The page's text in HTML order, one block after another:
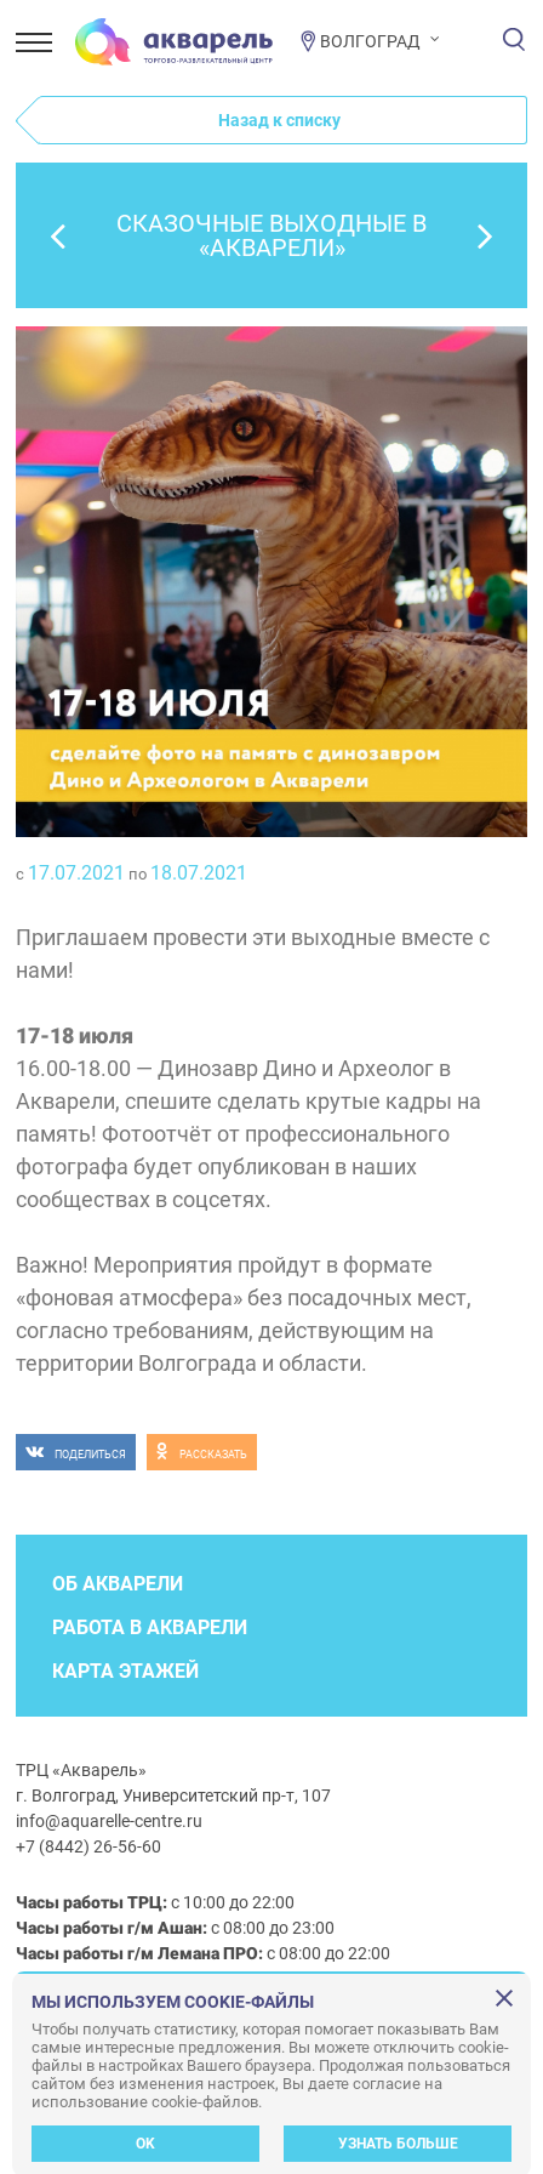
ВОЛГОГРАД
Назад к списку
СКАЗОЧНЫЕ ВЫХОДНЫЕ В
«АКВАРЕЛИ»
с 17.07.2021 по 18.07.2021
Приглашаем провести эти выходные вместе с
нами!
17-18 июля
16.00-18.00 — Динозавр Дино и Археолог в
Акварели, спешите сделать крутые кадры на
память! Фотоотчёт от профессионального
фотографа будет опубликован в наших
сообществах в соцсетях.
Важно! Мероприятия пройдут в формате
«фоновая атмосфера» без посадочных мест,
согласно требованиям, действующим на
территории Волгограда и области.
ПОДЕЛИТЬСЯ РАССКАЗАТЬ
ОБ АКВАРЕЛИ
РАБОТА В АКВАРЕЛИ
КАРТА ЭТАЖЕЙ
ТРЦ «Акварель»
г. Волгоград, Университетский пр-т, 107
info@aquarelle-centre.ru
+7 (8442) 26-56-60
Часы работы ТРЦ:с 10:00 до 22:00
Часы работы г/м Ашан:с 08:00 до 23:00
Часы работыг/мЛемана ПРО:с 08:00 до 22:00
Правила посещения ТРЦ «Акварель»
ООО «АКВАРЕЛЬ»
© ООО «Акварель» 2010–2026. All right reserved.
Дизайн концепция сайта —
Адаптивный дизайн и программирование —34 ВЕБ
МЫ ИСПОЛЬЗУЕМ COOKIE-ФАЙЛЫ
Чтобы получать статистику, которая помогает показывать Вам
самые интересные предложения. Вы можете отключить cookie-
файлы в настройках Вашего браузера. Продолжая пользоваться
сайтом без изменения настроек, Вы даете согласие на
использование cookie-файлов.
OK УЗНАТЬ БОЛЬШЕ